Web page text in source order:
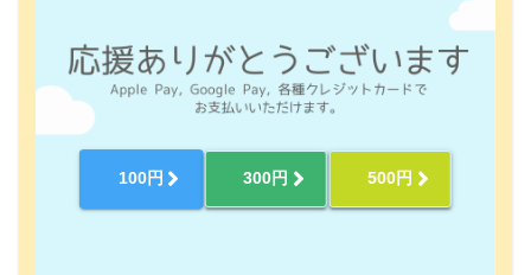
100円 300円 500円